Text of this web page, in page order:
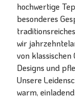
hochwertige
besonderes
wir
von
Designs und
Unsere
warm,